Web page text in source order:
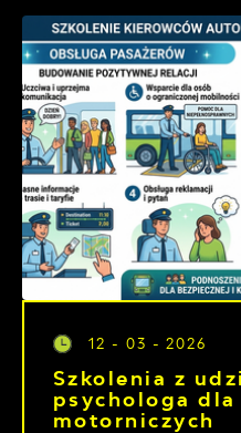
12 - 03 - 2026
Szkolenia z
psychologa
motorniczych